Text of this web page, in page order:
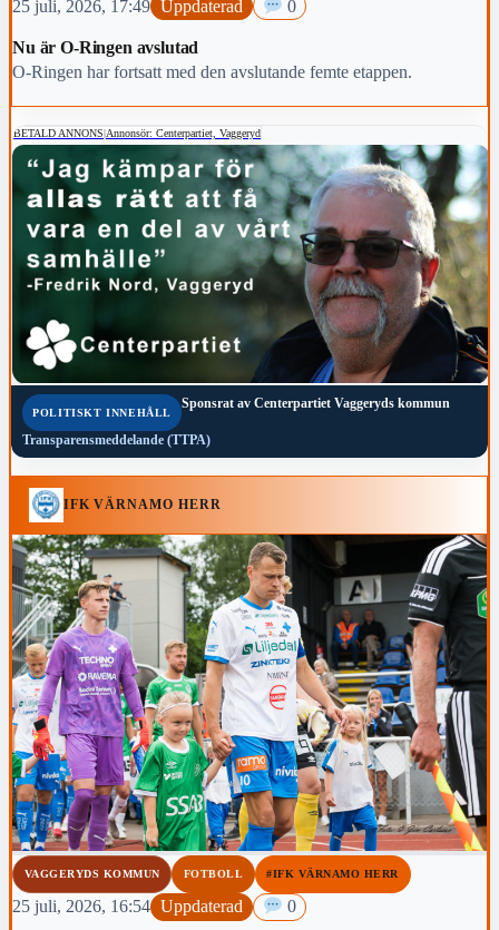
25 juli, 2026, 17:49 Uppdaterad 0
Nu är O-Ringen avslutad
O-Ringen har fortsatt med den avslutande femte etappen.
BETALD ANNONS|Annonsör: Centerpartiet, Vaggeryd
POLITISKT INNEHÅLL
Sponsrat av Centerpartiet Vaggeryds kommun
Transparensmeddelande (TTPA)
IFK VÄRNAMO HERR
VAGGERYDS KOMMUN FOTBOLL #IFK VÄRNAMO HERR
25 juli, 2026, 16:54 Uppdaterad 0